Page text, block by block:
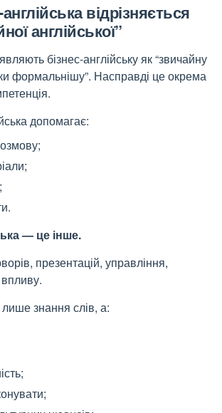
відрізняється
англійської”
бізнес-англійську як “звичайну
формальнішу”. Насправді це окрема
допомагає:
— це інше.
презентацій, управління,
впливу.
знання слів, а: